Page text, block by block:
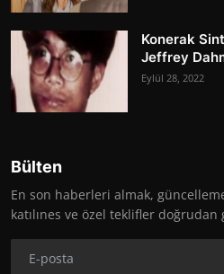
Konerak
Jeffrey
Eylül 28, 2022
Bülten
En son haberleri almak,
katılınes ve özel teklifler